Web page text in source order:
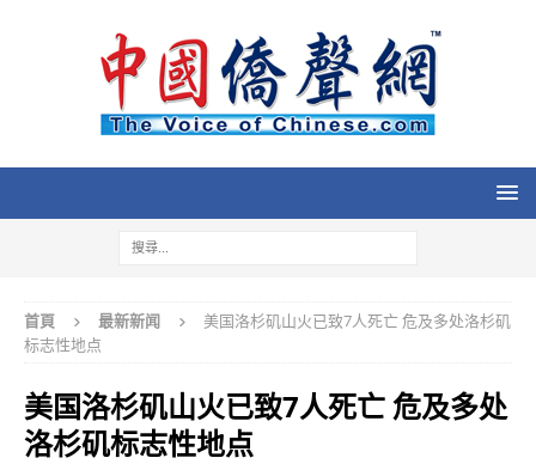
首頁 最新新闻
美国洛杉矶山火已致7人死亡 危及多处洛杉矶
标志性地点
美国洛杉矶山火已致7人死亡 危及多处
洛杉矶标志性地点